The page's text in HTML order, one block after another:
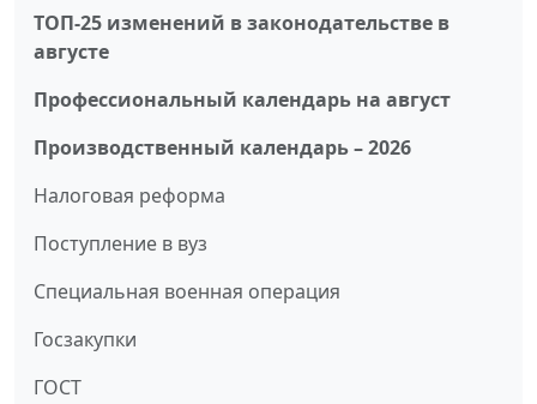
ТОП-25 изменений в законодательстве в
августе
Профессиональный календарь на август
Производственный календарь – 2026
Налоговая реформа
Поступление в вуз
Специальная военная операция
Госзакупки
ГОСТ